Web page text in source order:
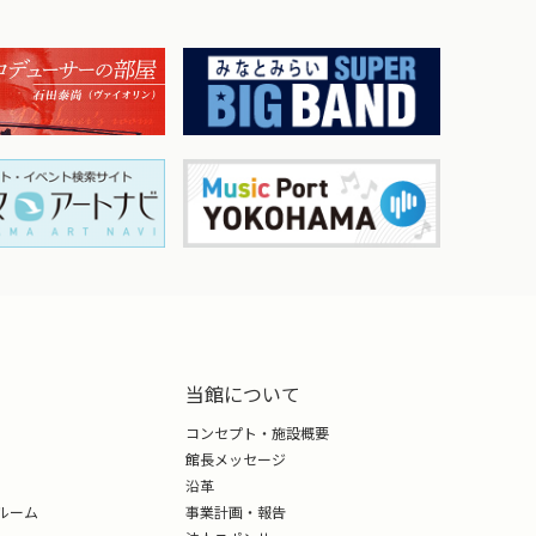
ーム
当館について
コンセプト・施設概要
館長メッセージ
沿革
事業計画・報告